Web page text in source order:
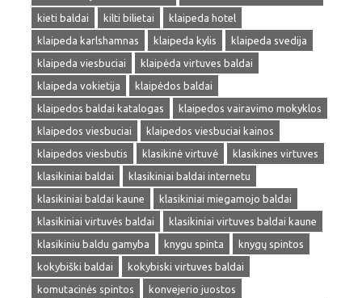
kieti baldai
kilti bilietai
klaipeda hotel
klaipeda karlshamnas
klaipeda kylis
klaipeda svedija
klaipeda viesbuciai
klaipėda virtuves baldai
klaipeda vokietija
klaipėdos baldai
klaipedos baldai katalogas
klaipedos vairavimo mokyklos
klaipedos viesbuciai
klaipedos viesbuciai kainos
klaipedos viesbutis
klasikinė virtuvė
klasikines virtuves
klasikiniai baldai
klasikiniai baldai internetu
klasikiniai baldai kaune
klasikiniai miegamojo baldai
klasikiniai virtuvės baldai
klasikiniai virtuves baldai kaune
klasikiniu baldu gamyba
knygu spinta
knygų spintos
kokybiški baldai
kokybiski virtuves baldai
komutacinės spintos
konvejerio juostos